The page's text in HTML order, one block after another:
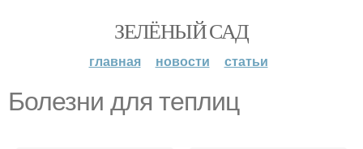
ЗЕЛЁНЫЙ САД
главная новости статьи
Болезни для теплиц